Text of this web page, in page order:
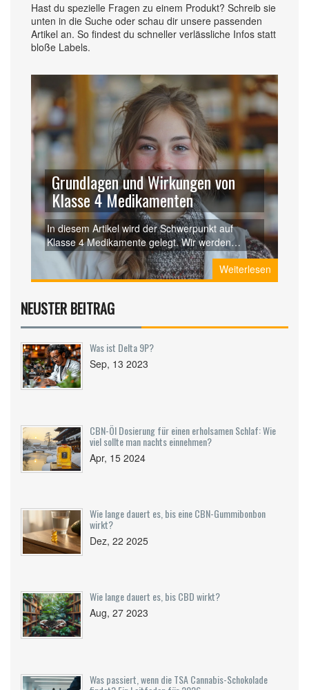
Hast du spezielle Fragen zu einem Produkt? Schreib sie
unten in die Suche oder schau dir unsere passenden
Artikel an. So findest du schneller verlässliche Infos statt
bloße Labels.
Grundlagen und Wirkungen von
Klasse 4 Medikamenten
In diesem Artikel wird der Schwerpunkt auf
Klasse 4 Medikamente gelegt. Wir werden
erkunden, was diese Kategorie von Arzneimitteln
umfasst, welche spezifischen Eigenschaften sie
haben und wie sie im Vergleich zu anderen
Aspekte wie Regulierung, typische Anwendungen
und Sicherheitsprofile dieser Medikamente zu
verstehen. Zudem werden praktische Tipps zum
Umgang und zur Nutzung dieser
Medikamentengruppe gegeben.
Weiterlesen
NEUSTER BEITRAG
Was ist Delta 9P?
Sep, 13 2023
CBN-Öl Dosierung für einen erholsamen Schlaf: Wie
viel sollte man nachts einnehmen?
Apr, 15 2024
Wie lange dauert es, bis eine CBN-Gummibonbon
wirkt?
Dez, 22 2025
Wie lange dauert es, bis CBD wirkt?
Aug, 27 2023
Was passiert, wenn die TSA Cannabis-Schokolade